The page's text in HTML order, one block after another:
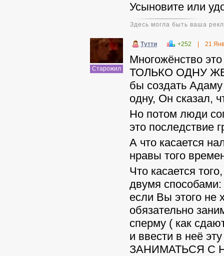
Усыновите или
Здесь могла быть ваша
Старожил
Тутти +252 21
Многожёнство
ТОЛЬКО ОДНУ
бы создать
одну, Он
Но потом люди
это последствие
А что касается
нравы того
Что касается
двумя способами:
если Вы этого не
обязательно
сперму ( как
и ввести в неё
ЗАНИМАТЬСЯ С